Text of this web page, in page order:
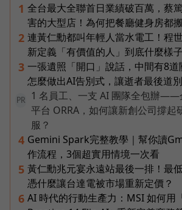
1 全台最大全聯首日業績破百萬，蔡
害的大型店！為何把餐廳健身房都
2 連黃仁勳都叫年輕人當水電工！程
新定義「有價值的人」到底什麼樣
3 一張遺照「開口」說話，中間有8
怎麼做出AI告別式，讓逝者最後道
PR
1 名員工、一支 AI 團隊全包辦——
平台 ORRA，如何讓新創公司撐起
服？
4 Gemini Spark完整教學｜幫你讀
作流程，3個超實用情境一次看
5 黃仁勳兆元宴永遠站最後一排！最
憑什麼讓台達電被市場重新定價？
6 AI 時代的行動生產力：MSI 如何用